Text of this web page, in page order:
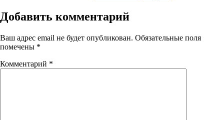
Добавить комментарий
Ваш адрес email не будет опубликован. Обязательные поля
помечены *
Комментарий *